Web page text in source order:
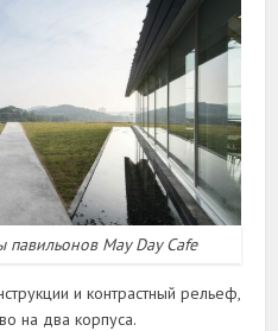
May Day Cafe
и контрастный рельеф,
на два корпуса.